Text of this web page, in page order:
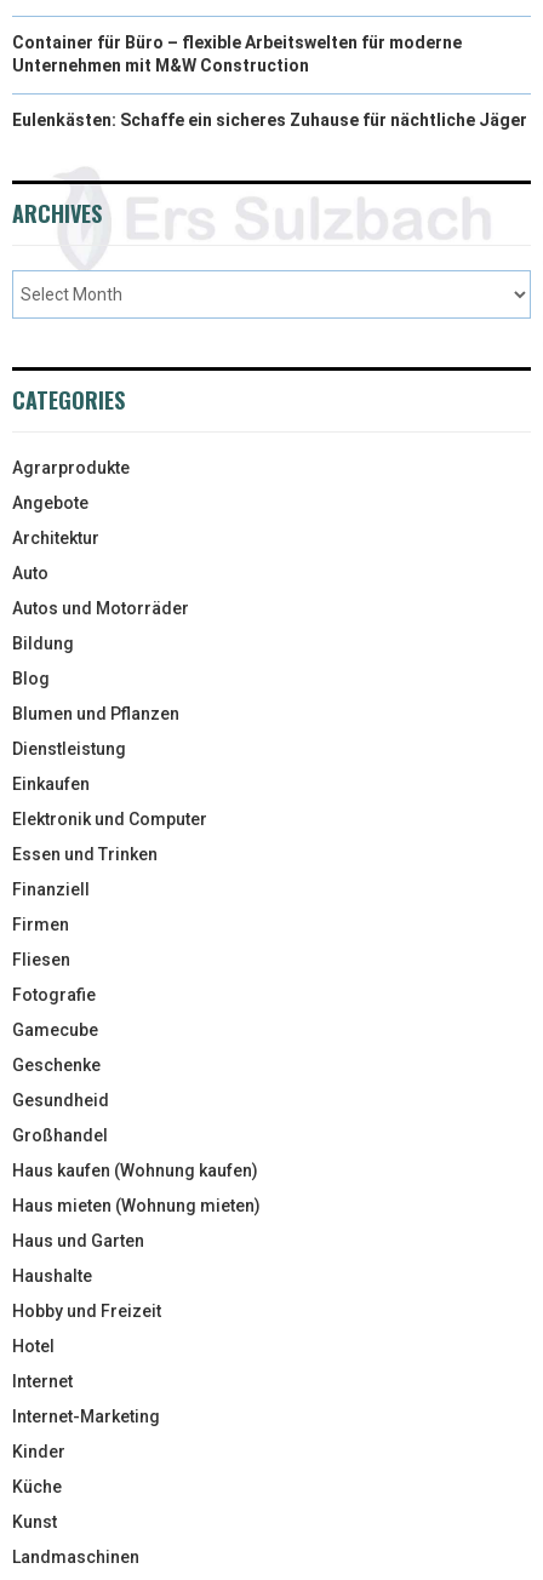
Container für Büro – flexible Arbeitswelten für moderne
Unternehmen mit M&W Construction
Eulenkästen: Schaffe ein sicheres Zuhause für nächtliche Jäger
ARCHIVES
CATEGORIES
Agrarprodukte
Angebote
Architektur
Auto
Autos und Motorräder
Bildung
Blog
Blumen und Pflanzen
Dienstleistung
Einkaufen
Elektronik und Computer
Essen und Trinken
Finanziell
Firmen
Fliesen
Fotografie
Gamecube
Geschenke
Gesundheid
Großhandel
Haus kaufen (Wohnung kaufen)
Haus mieten (Wohnung mieten)
Haus und Garten
Haushalte
Hobby und Freizeit
Hotel
Internet
Internet-Marketing
Kinder
Küche
Kunst
Landmaschinen